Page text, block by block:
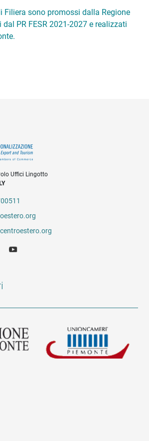
Filiera sono promossi dalla Regione
PR FESR 2021-2027 e realizzati
Uffici Lingotto